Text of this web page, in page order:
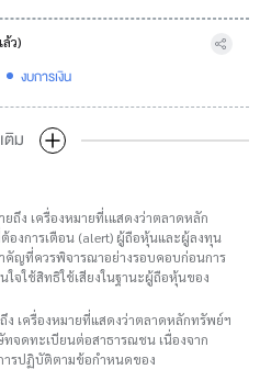
ว)
งบการเงิน
ติม
ยถึง เครื่องหมายที่เแสดงว่าตลาดหลัก
องการเตือน (alert) ผู้ถือหุ้นและผู้ลงทุน
คัญที่ควรพิจารณาอย่างรอบคอบก่อนการ
จใช้สิทธิใช้เสียงในฐานะผู้ถือหุ้นของ
ง เครื่องหมายที่แสดงว่าตลาดหลักทรัพย์ฯ
ทจดทะเบียนต่อสาธารณชน เนื่องจาก
ารปฏิบัติตามข้อกำหนดของ